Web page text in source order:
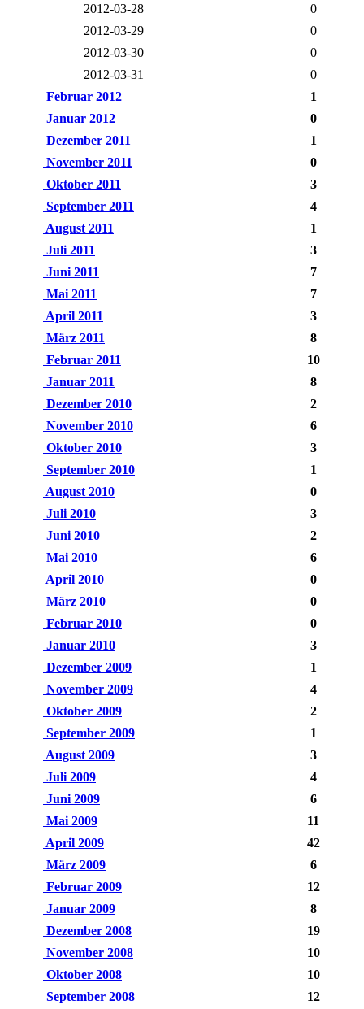
2012-03-28
0
2012-03-29
0
2012-03-30
0
2012-03-31
0
Februar 2012
1
Januar 2012
0
Dezember 2011
1
November 2011
0
Oktober 2011
3
September 2011
4
August 2011
1
Juli 2011
3
Juni 2011
7
Mai 2011
7
April 2011
3
März 2011
8
Februar 2011
10
Januar 2011
8
Dezember 2010
2
November 2010
6
Oktober 2010
3
September 2010
1
August 2010
0
Juli 2010
3
Juni 2010
2
Mai 2010
6
April 2010
0
März 2010
0
Februar 2010
0
Januar 2010
3
Dezember 2009
1
November 2009
4
Oktober 2009
2
September 2009
1
August 2009
3
Juli 2009
4
Juni 2009
6
Mai 2009
11
April 2009
42
März 2009
6
Februar 2009
12
Januar 2009
8
Dezember 2008
19
November 2008
10
Oktober 2008
10
September 2008
12